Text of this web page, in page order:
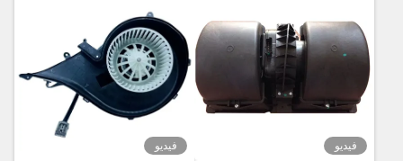
فيديو فيديو